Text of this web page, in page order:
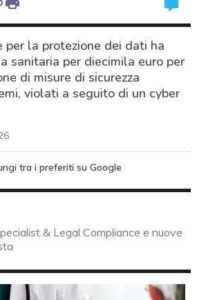
per la protezione dei dati ha
sanitaria per diecimila euro per
di misure di sicurezza
violati a seguito di un cyber
tra i preferiti su Google
& Legal Compliance e nuove